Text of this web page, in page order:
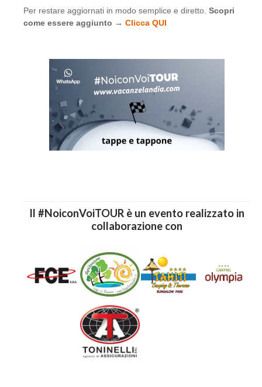
Per restare aggiornati in modo semplice e diretto. Scopri
come essere aggiunto → Clicca QUI
Il #NoiconVoiTOUR è un evento realizzato in
collaborazione con